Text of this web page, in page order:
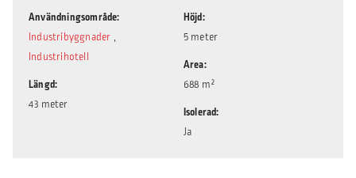
Användningsområde
Industribyggnader ,
Industrihotell
Längd
43 meter
Höjd
5 meter
Area
688 m²
Isolerad
Ja